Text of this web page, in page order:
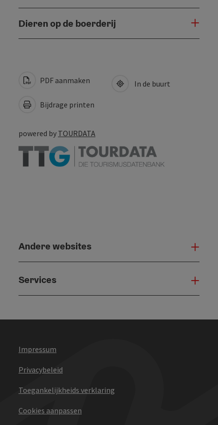
Dieren op de boerderij
PDF aanmaken
Bijdrage printen
In de buurt
powered by TOURDATA
Andere websites
Services
Impressum
Privacybeleid
Toegankelijkheids verklaring
Cookies aanpassen